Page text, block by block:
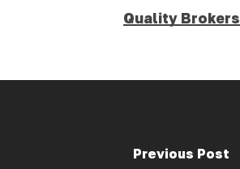
Quality Brokers
Previous Post